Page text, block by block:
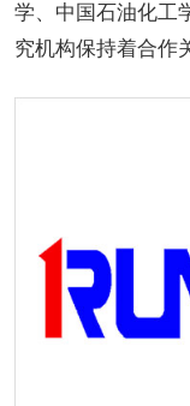
学、中国石油化工
究机构保持着合作